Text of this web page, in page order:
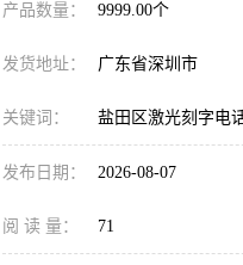
产品数量： 9999.00个
发货地址： 广东省深圳市
关键词： 盐田区激光刻字电
发布日期： 2026-08-07
阅 读 量： 71